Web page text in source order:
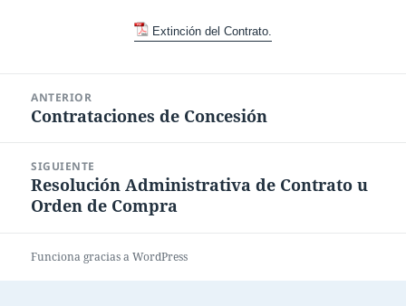
Extinción del Contrato.
entradas
ANTERIOR
Entrada
Contrataciones de Concesión
SIGUIENTE
Entrada
siguiente:
Resolución Administrativa de Contrato u
Orden de Compra
Funciona gracias a WordPress